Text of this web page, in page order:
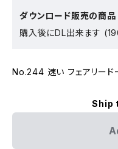
ダウンロード販売の商品
購入後にDL出来ます
No.244 速い フェアリード
Ship